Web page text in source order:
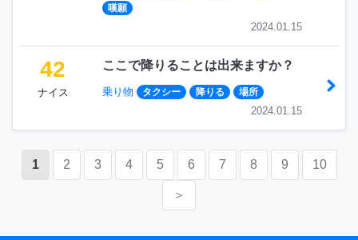
嘆願
2024.01.15
42
ナイス
ここで降りることは出来ますか？
乗り物 タクシー 降りる 場所
2024.01.15
1 2 3 4 5 6 7 8 9 10
＞